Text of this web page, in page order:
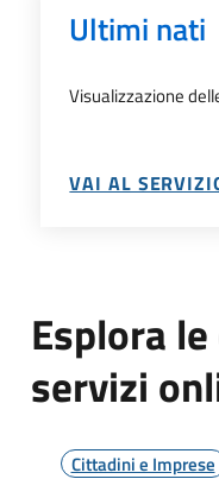
Ultimi nati
Visualizzazione
VAI AL
SU ULTIMI NATI
Esplora
servizi
Cittadini e Imprese